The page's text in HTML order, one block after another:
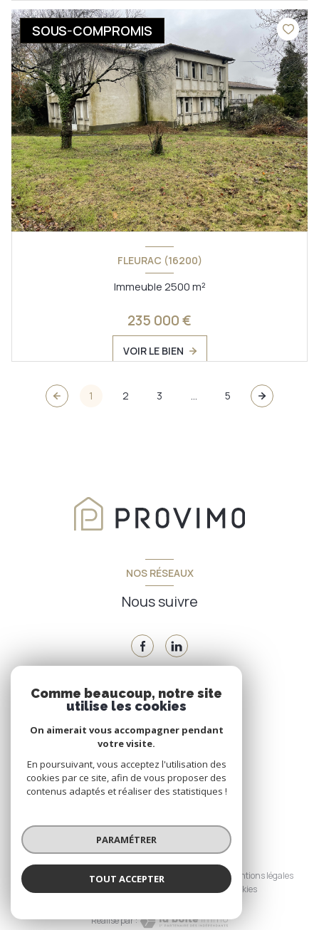
SOUS-COMPROMIS
FLEURAC (16200)
Immeuble 2500 m²
235 000 €
VOIR LE BIEN
1 2 3 ... 5
NOS RÉSEAUX
Nous suivre
VOTRE ESPACE
Espace propriétaire
SE CONNECTER
© 2026 | Tous droits réservés
Nos honoraires
Nos partenaires
Mentions légales
Cookies
Réalisé par :
Comme beaucoup, notre site
utilise les cookies
On aimerait vous accompagner pendant
votre visite.
En poursuivant, vous acceptez l'utilisation des
cookies par ce site, afin de vous proposer des
contenus adaptés et réaliser des statistiques !
PARAMÉTRER
TOUT ACCEPTER